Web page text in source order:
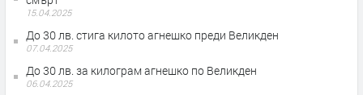
15.04.2025
До 30 лв. стига килото агнешко преди Великден
07.04.2025
До 30 лв. за килограм агнешко по Великден
06.04.2025